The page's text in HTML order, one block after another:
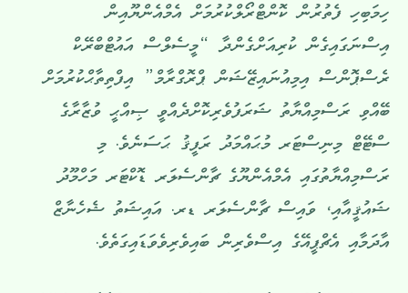
ހިމަބިހި ފެތުރުން ކޮންޓްރޯލްކުރުމަށް އެމްއެންޔޫއިން
އިސްނަގައިގެން ކުރިއަށްގެންދާ “މީސެލްސް އައުޓްބްރޭކް
ރެސްޕޮންސް އިމިއުނައިޒޭޝަން ޕްރޮގްރާމް” އިފްތިތާޙްކުރުމަށް
ބޭއްވި ރަސްމިއްޔާތު ޝަރަފުވެރިކޮށްދެއްވީ ޞިއްޙީ ވުޒާރާގެ
ސްޓޭޓް މިނިސްޓަރ މުޙައްމަދު ރަފީޤު ޙަސަނެވެ. މި
ރަސްމިއްޔާތުގައި އެމްއެންޔޫގެ ޗާންސެލަރ ޑޮކްޓަރ މަހްމޫދު
ޝައުޤީއާއި، ވައިސް ޗާންސެލަރ ޑރ. އައިޝަތު ޝެހެނާޒް
އާދަމާއި އެޗްޕީއޭގެ އިސްވެރިން ބައިވެރިވެވަޑައިގަތެވެ.